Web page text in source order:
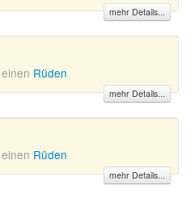
mehr Details...
Rüden
mehr Details...
Rüden
mehr Details...